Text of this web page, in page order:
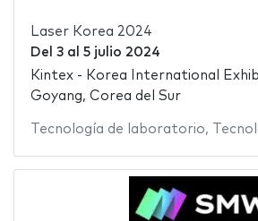
Laser Korea 2024
Del 3al 5 julio 2024
Kintex - Korea International
Goyang, Corea del Sur
Tecnología de laboratorio,